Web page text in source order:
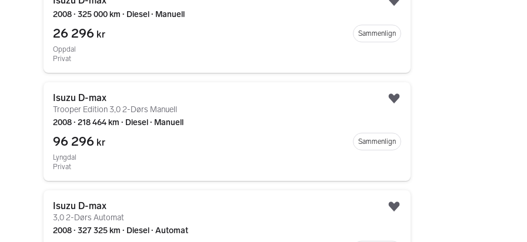
2008 ∙ 325 000 km ∙ Diesel ∙ Manuell
26 296 kr
Sammenlign
Oppdal
Privat
Isuzu D-max
Trooper Edition 3,0 2-Dørs Manuell
2008 ∙ 218 464 km ∙ Diesel ∙ Manuell
96 296 kr
Sammenlign
Lyngdal
Privat
Isuzu D-max
3,0 2-Dørs Automat
2008 ∙ 327 325 km ∙ Diesel ∙ Automat